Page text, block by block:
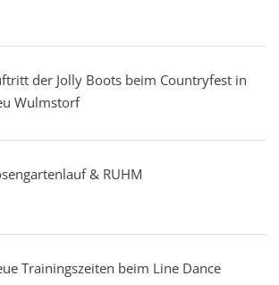
der Jolly Boots beim Countryfest in
Wulmstorf
& RUHM
Trainingszeiten beim Line Dance